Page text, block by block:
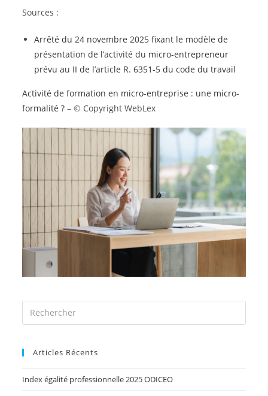
Sources :
Arrêté du 24 novembre 2025 fixant le modèle de
présentation de l’activité du micro-entrepreneur
prévu au II de l’article R. 6351-5 du code du travail
Activité de formation en micro-entreprise : une micro-
formalité ? – © Copyright WebLex
Articles Récents
Index égalité professionnelle 2025 ODICEO